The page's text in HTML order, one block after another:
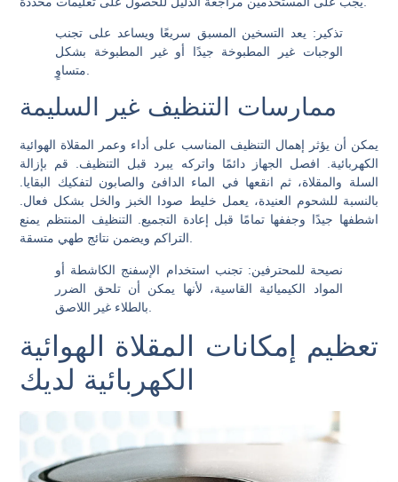
تذكير : يعد التسخين المسبق سريعًا ويساعد على تجنب
الوجبات غير المطبوخة جيدًا أو غير المطبوخة بشكل
ممارسات التنظيف غير السليمة
يمكن أن يؤثر إهمال التنظيف المناسب على أداء وعمر المقلاة الهوائية
الكهربائية. افصل الجهاز دائمًا واتركه يبرد قبل التنظيف. قم بإزالة
السلة والمقلاة، ثم انقعها في الماء الدافئ والصابون لتفكيك البقايا.
بالنسبة للشحوم العنيدة، يعمل خليط صودا الخبز والخل بشكل فعال.
اشطفها جيدًا وجففها تمامًا قبل إعادة التجميع. التنظيف المنتظم يمنع
التراكم ويضمن نتائج طهي متسقة.
نصيحة للمحترفين: تجنب استخدام الإسفنج الكاشطة أو
المواد الكيميائية القاسية، لأنها يمكن أن تلحق الضرر
تعظيم إمكانات المقلاة الهوائية
الكهربائية لديك